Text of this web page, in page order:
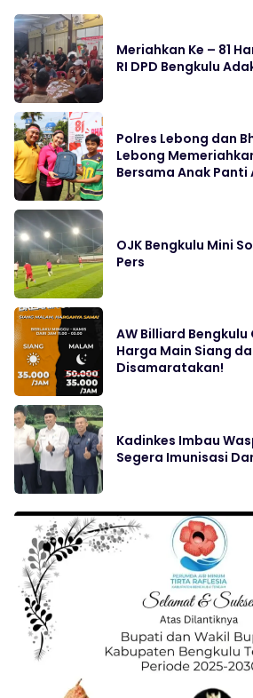
Meriahkan Ke – 81
RI DPD Bengkulu
Polres Lebong dan
Lebong
Bersama Anak Panti
OJK Bengkulu Mini
Pers
‎AW Billiard Bengkulu
Harga Main Siang
Disamaratakan!
Kadinkes Imbau
Segera Imunisasi